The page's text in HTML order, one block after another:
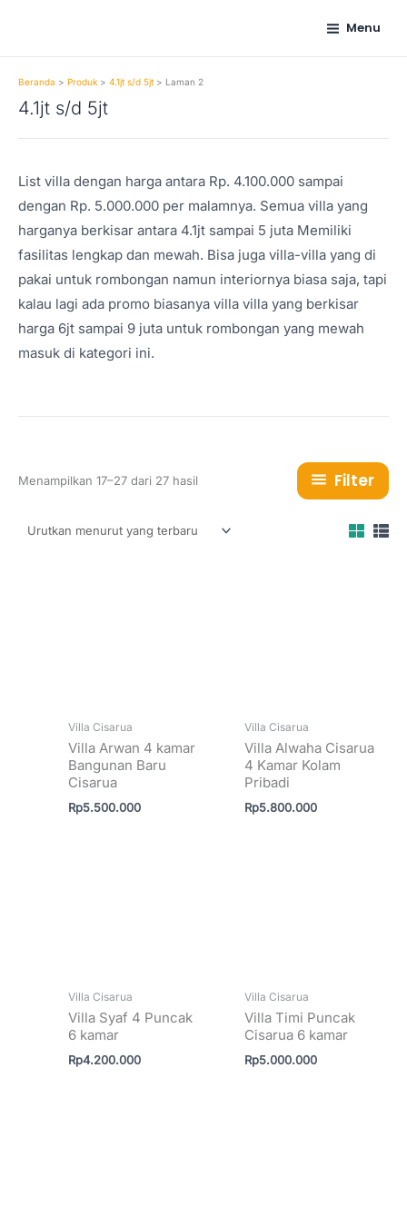
Menu
Beranda Produk 4.1jt s/d 5jt Laman 2
4.1jt s/d 5jt
List villa dengan harga antara Rp. 4.100.000 sampai
dengan Rp. 5.000.000 per malamnya. Semua villa yang
harganya berkisar antara 4.1jt sampai 5 juta Memiliki
fasilitas lengkap dan mewah. Bisa juga villa-villa yang di
pakai untuk rombongan namun interiornya biasa saja, tapi
kalau lagi ada promo biasanya villa villa yang berkisar
harga 6jt sampai 9 juta untuk rombongan yang mewah
masuk di kategori ini.
Menampilkan 17–27 dari 27 hasil Filter
Villa Cisarua
Villa Arwan 4 kamar
Bangunan Baru
Cisarua
Rp5.500.000
Villa Cisarua
Villa Alwaha Cisarua
4 Kamar Kolam
Pribadi
Rp5.800.000
Villa Cisarua
Villa Syaf 4 Puncak
6 kamar
Rp4.200.000
Villa Cisarua
Villa Timi Puncak
Cisarua 6 kamar
Rp5.000.000